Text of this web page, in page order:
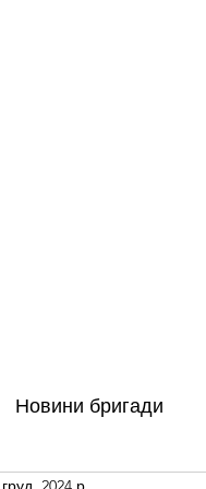
Новини бригади